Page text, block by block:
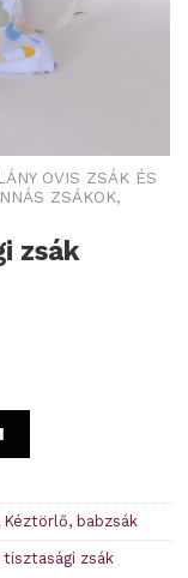
OVIS ZSÁK ÉS
ZSÁKOK,
zsák
babzsák
tisztasági zsák